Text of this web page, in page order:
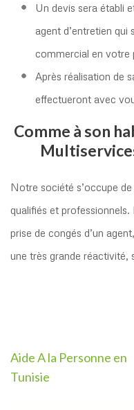
Un devis sera établi
agent d’entretien qui
commercial en votre
Après réalisation de
effectueront avec
Comme à son
Notre société s’occupe
qualifiés et professionnels.
prise de congés d’un
une très grande réactivité,
Navigation
de
Aide A la Personne en
Tunisie